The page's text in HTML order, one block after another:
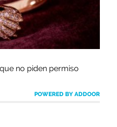
no piden permiso
POWERED BY ADDOOR